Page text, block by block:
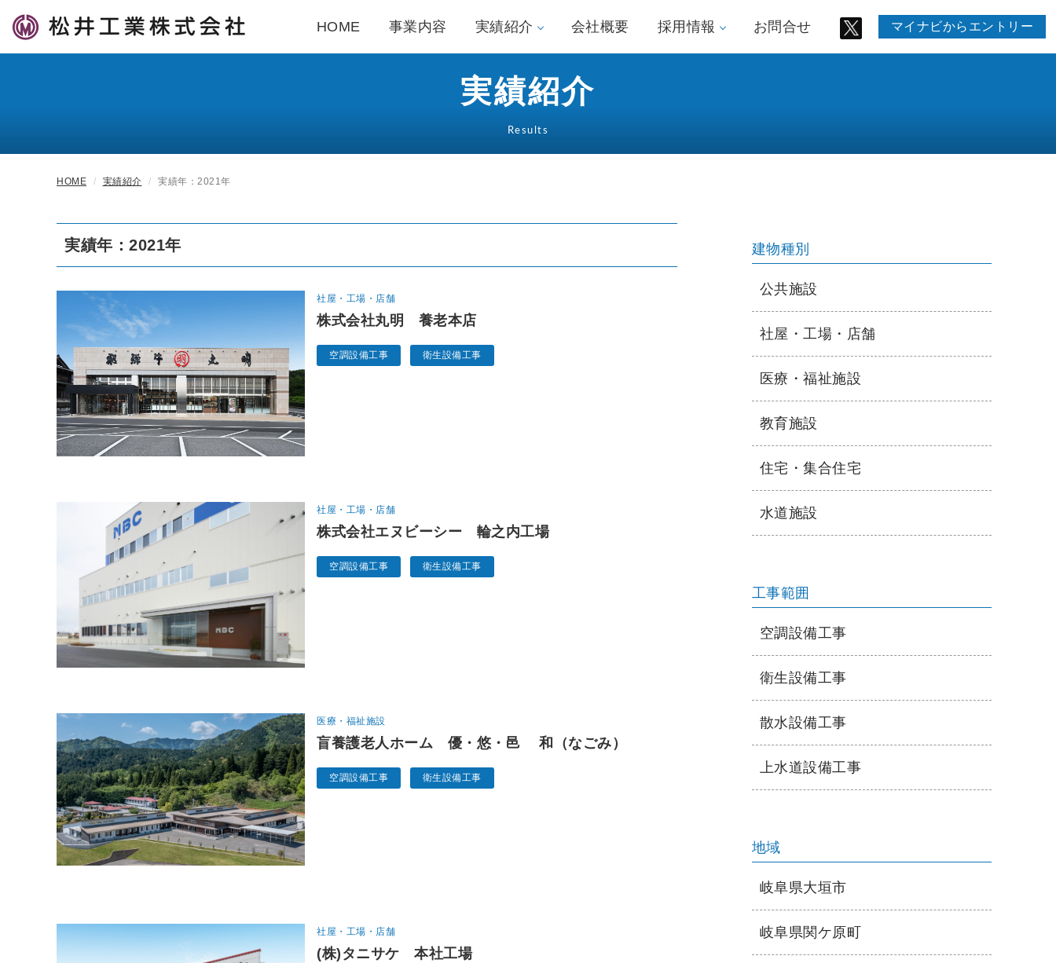
HOME 事業内容 実績紹介 会社概要 採用情報 お問合せ マイナビからエントリー
実績紹介
Results
HOME 実績紹介 実績年：2021年
実績年：2021年
社屋・工場・店舗
株式会社丸明 養老本店
空調設備工事 衛生設備工事
社屋・工場・店舗
株式会社エヌビーシー 輪之内工場
空調設備工事 衛生設備工事
医療・福祉施設
盲養護老人ホーム 優・悠・邑 和（なごみ）
空調設備工事 衛生設備工事
社屋・工場・店舗
(株)タニサケ 本社工場
建物種別
公共施設
社屋・工場・店舗
医療・福祉施設
教育施設
住宅・集合住宅
水道施設
工事範囲
空調設備工事
衛生設備工事
散水設備工事
上水道設備工事
地域
岐阜県大垣市
岐阜県関ケ原町